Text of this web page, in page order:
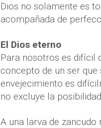
Dios no solamente es
acompañada de
El Dios eterno
Para nosotros es difícil
concepto de un ser
envejecimiento es
no excluye la
A una larva de zancudo